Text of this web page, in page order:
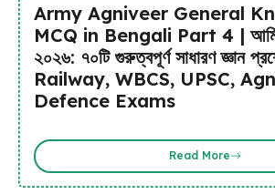
Army Agniveer General
MCQ in Bengali Part 4 | আর্মি
২০২৬: ৭০টি গুরুত্বপূর্ণ সাধারণ জ্ঞান
Railway, WBCS, UPSC,
Defence Exams
Read More